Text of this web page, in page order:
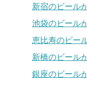
新宿のビール
池袋のビール
恵比寿のビー
新橋のビール
銀座のビール